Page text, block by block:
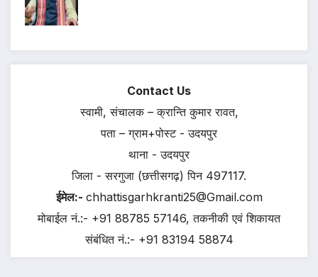
Contact Us
स्वामी, संचालक – क्रान्ति कुमार रावत,
पता – ग्राम+पोस्ट - उदयपुर
थाना - उदयपुर
जिला - सरगुजा (छत्तीसगढ़) पिन 497117.
ईमेल:- chhattisgarhkranti25@Gmail.com
मोबाईल नं.:- +91 88785 57146, तकनीकी एवं शिकायत
संबंधित नं.:- +91 83194 58874